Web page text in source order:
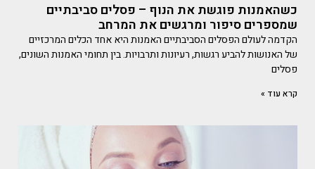
כשהאמנות פוגשת את הנוף – פסלים סביבתיים
שמספרים סיפור ומרגשים את המרחב
הקדמה לעולם הפסלים הסביבתיים האמנות היא אחד הכלים המרכזיים
של האנושות להביע רגשות, רעיונות ותרבויות. בין תחומי האמנות השונים,
פסלים
קרא עוד »